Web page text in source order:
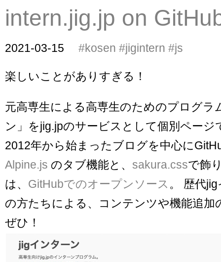
intern.jig.jp on
2021-03-15 #kosen #jigintern #js
楽しいことがありすぎる！
元高専生による高専生のためのプログラ
ン」をjig.jpのサービスとして個別ページ
2012年から始まったブログを中心に
Alpine.js のタブ機能と、 sakura.cssで飾
は、 GitHubでのオープンソース 。 歴代
の方たちによる、コンテンツや機能追加
ぜひ！